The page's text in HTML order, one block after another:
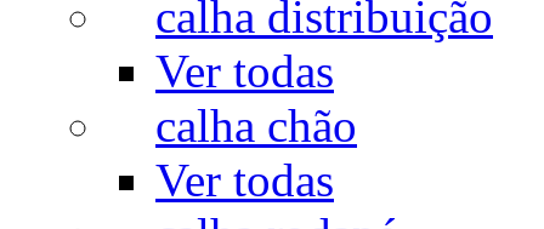
calha distribuição
Ver todas
calha chão
Ver todas